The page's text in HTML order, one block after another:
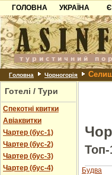
ГОЛОВНА
УКРАЇНА
Карпати
Азов
Шацьк
Головна Чорногорія
Готелі / Тури
Спекотні квитки
Авіаквитки
Чартер (бус-1)
Чартер (бус-2)
Чартер (бус-3)
Чартер (бус-4)
Топ-
Будва